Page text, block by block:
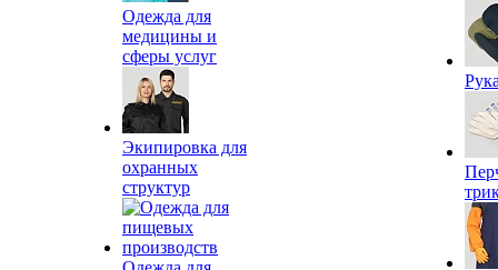
Одежда для
медицины и
сферы услуг
Экипировка для
охранных
структур